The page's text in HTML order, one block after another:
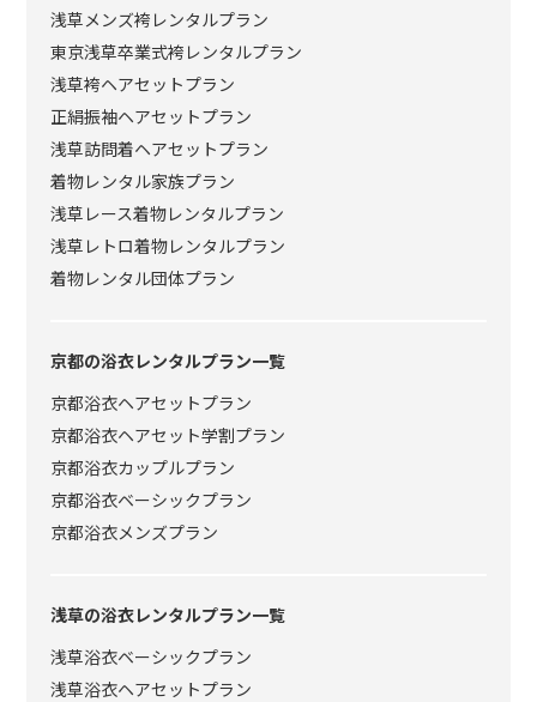
浅草メンズ袴レンタルプラン
東京浅草卒業式袴レンタルプラン
浅草袴ヘアセットプラン
正絹振袖ヘアセットプラン
浅草訪問着ヘアセットプラン
着物レンタル家族プラン
浅草レース着物レンタルプラン
浅草レトロ着物レンタルプラン
着物レンタル団体プラン
京都の浴衣レンタルプラン一覧
京都浴衣ヘアセットプラン
京都浴衣ヘアセット学割プラン
京都浴衣カップルプラン
京都浴衣ベーシックプラン
京都浴衣メンズプラン
浅草の浴衣レンタルプラン一覧
浅草浴衣ベーシックプラン
浅草浴衣ヘアセットプラン